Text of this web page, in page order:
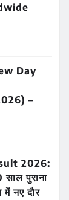
Day
–
2026:
पुराना
में नए दौर